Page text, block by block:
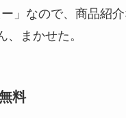
」なので、商品紹
、まかせた。
料